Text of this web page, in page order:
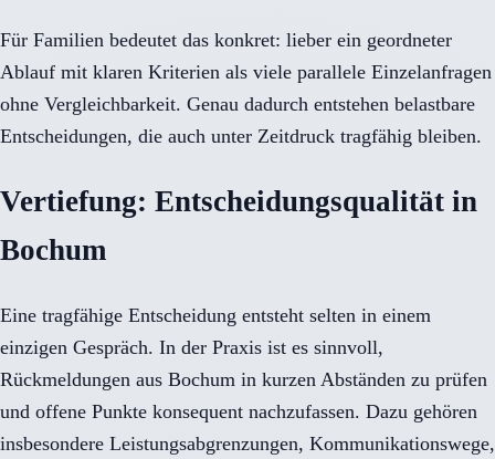
Für Familien bedeutet das konkret: lieber ein geordneter
Ablauf mit klaren Kriterien als viele parallele Einzelanfragen
ohne Vergleichbarkeit. Genau dadurch entstehen belastbare
Entscheidungen, die auch unter Zeitdruck tragfähig bleiben.
Vertiefung: Entscheidungsqualität in
Bochum
Eine tragfähige Entscheidung entsteht selten in einem
einzigen Gespräch. In der Praxis ist es sinnvoll,
Rückmeldungen aus Bochum in kurzen Abständen zu prüfen
und offene Punkte konsequent nachzufassen. Dazu gehören
insbesondere Leistungsabgrenzungen, Kommunikationswege,